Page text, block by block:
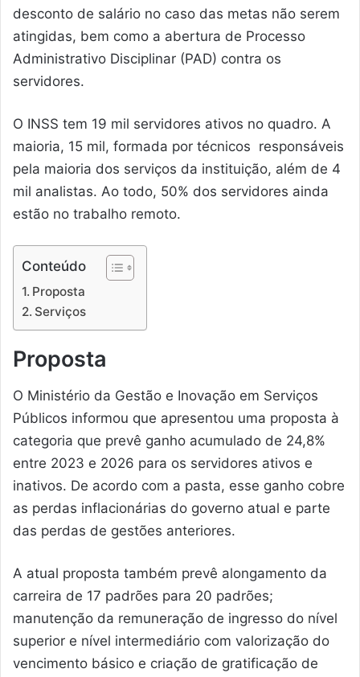
desconto de salário no caso das metas não serem
atingidas, bem como a abertura de Processo
Administrativo Disciplinar (PAD) contra os
servidores.
O INSS tem 19 mil servidores ativos no quadro. A
maioria, 15 mil, formada por técnicos responsáveis
pela maioria dos serviços da instituição, além de 4
mil analistas. Ao todo, 50% dos servidores ainda
estão no trabalho remoto.
Conteúdo
Proposta
Serviços
Proposta
O Ministério da Gestão e Inovação em Serviços
Públicos informou que apresentou uma proposta à
categoria que prevê ganho acumulado de 24,8%
entre 2023 e 2026 para os servidores ativos e
inativos. De acordo com a pasta, esse ganho cobre
as perdas inflacionárias do governo atual e parte
das perdas de gestões anteriores.
A atual proposta também prevê alongamento da
carreira de 17 padrões para 20 padrões;
manutenção da remuneração de ingresso do nível
superior e nível intermediário com valorização do
vencimento básico e criação de gratificação de